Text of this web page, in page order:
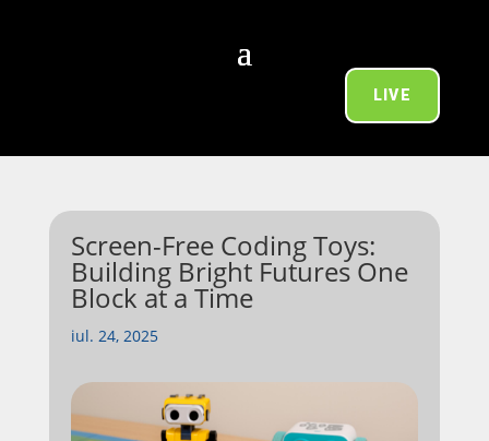
LIVE
Screen-Free Coding Toys:
Building Bright Futures One
Block at a Time
iul. 24, 2025